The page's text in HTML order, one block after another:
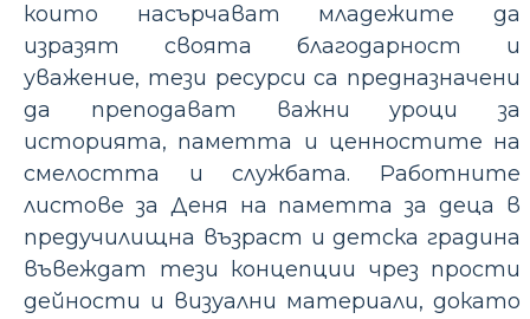
които насърчават младежите да
изразят своята благодарност и
уважение, тези ресурси са предназначени
да преподават важни уроци за
историята, паметта и ценностите на
смелостта и службата. Работните
листове за Деня на паметта за деца в
предучилищна възраст и детска градина
въвеждат тези концепции чрез прости
дейности и визуални материали, докато